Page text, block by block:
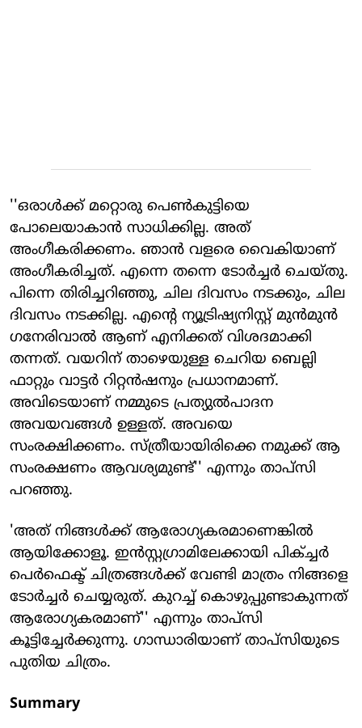
''ഒരാള്‍ക്ക് മറ്റൊരു പെണ്‍കുട്ടിയെ
പോലെയാകാന്‍ സാധിക്കില്ല. അത്
അംഗീകരിക്കണം. ഞാന്‍ വളരെ വൈകിയാണ്
അംഗീകരിച്ചത്. എന്നെ തന്നെ ടോര്‍ച്ചര്‍ ചെയ്തു.
പിന്നെ തിരിച്ചറിഞ്ഞു, ചില ദിവസം നടക്കും, ചില
ദിവസം നടക്കില്ല. എന്റെ ന്യൂട്രിഷ്യനിസ്റ്റ് മുന്‍മുന്‍
ഗനേരിവാല്‍ ആണ് എനിക്കത് വിശദമാക്കി
തന്നത്. വയറിന് താഴെയുള്ള ചെറിയ ബെല്ലി
ഫാറ്റും വാട്ടര്‍ റിറ്റന്‍ഷനും പ്രധാനമാണ്.
അവിടെയാണ് നമ്മുടെ പ്രത്യുല്‍പാദന
അവയവങ്ങള്‍ ഉള്ളത്. അവയെ
സംരക്ഷിക്കണം. സ്ത്രീയായിരിക്കെ നമുക്ക് ആ
സംരക്ഷണം ആവശ്യമുണ്ട്'' എന്നും താപ്‌സി
പറഞ്ഞു.
'അത് നിങ്ങള്‍ക്ക് ആരോഗ്യകരമാണെങ്കില്‍
ആയിക്കോളൂ. ഇന്‍സ്റ്റഗ്രാമിലേക്കായി പിക്ച്ചര്‍
പെര്‍ഫെക്ട് ചിത്രങ്ങള്‍ക്ക് വേണ്ടി മാത്രം നിങ്ങളെ
ടോര്‍ച്ചര്‍ ചെയ്യരുത്. കുറച്ച് കൊഴുപ്പുണ്ടാകുന്നത്
ആരോഗ്യകരമാണ്'' എന്നും താപ്‌സി
കൂട്ടിച്ചേര്‍ക്കുന്നു. ഗാന്ധാരിയാണ് താപ്‌സിയുടെ
പുതിയ ചിത്രം.
Summary